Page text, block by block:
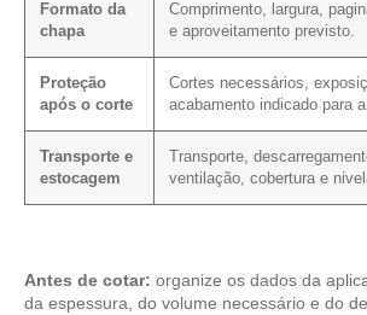
Formato da
chapa
Comprimento, largura,
e aproveitamento previsto.
Proteção
após o corte
Cortes necessários,
acabamento indicado para
Transporte e
estocagem
Transporte,
ventilação, cobertura e
Antes de cotar: organize os dados da
da espessura, do volume necessário e do